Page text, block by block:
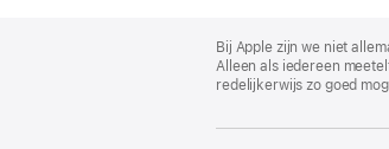
Footer
Bij Apple zijn we niet
Alleen als iedereen
redelijkerwijs zo goed